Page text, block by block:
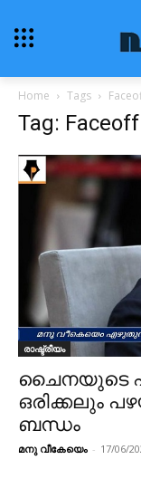
Home Tags
Tag: Faceoff
രാഷ്ട്രീയം
ചൈനയുടെ
ഒരിക്കലും
ബന്ധം
മനു വീകേയെം - 17/06/